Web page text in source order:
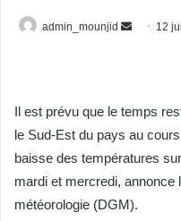
admin_mounjid
Envoyer
12
Il est prévu que le temps
le Sud-Est du pays au
baisse des températures
mardi et mercredi, annonce
météorologie (DGM).